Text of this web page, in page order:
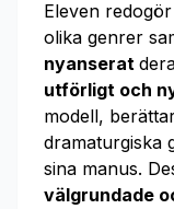
Eleven redogör
olika genrer
nyanserat
utförligt och
modell,
dramaturgiska
sina manus.
välgrundade